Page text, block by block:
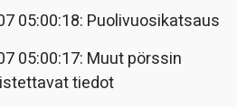
05:00:18: Puolivuosikatsaus
05:00:17: Muut pörssin
tiedot